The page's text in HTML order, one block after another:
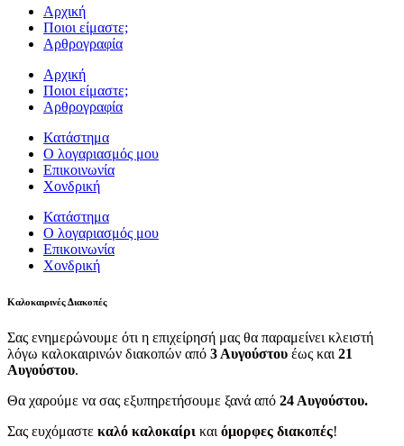
Αρχική
Ποιοι είμαστε;
Αρθρογραφία
Αρχική
Ποιοι είμαστε;
Αρθρογραφία
Κατάστημα
Ο λογαριασμός μου
Επικοινωνία
Χονδρική
Κατάστημα
Ο λογαριασμός μου
Επικοινωνία
Χονδρική
Καλοκαιρινές Διακοπές
Σας ενημερώνουμε ότι η επιχείρησή μας θα παραμείνει κλειστή
λόγω καλοκαιρινών διακοπών από 3 Αυγούστου έως και 21
Αυγούστου.
Θα χαρούμε να σας εξυπηρετήσουμε ξανά από 24 Αυγούστου.
Σας ευχόμαστε καλό καλοκαίρι και όμορφες διακοπές!